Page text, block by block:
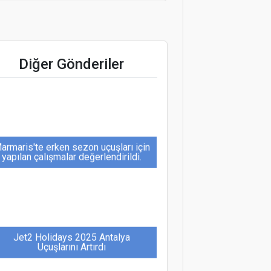
Diğer Gönderiler
Influencer’ı "Yaz Güneş"ini Tanıttı
erken sezon uçuşları için
yapılan çalışmalar değerlendirildi.
Jet2 Holidays 2025 Antalya
Uçuşlarını Artırdı